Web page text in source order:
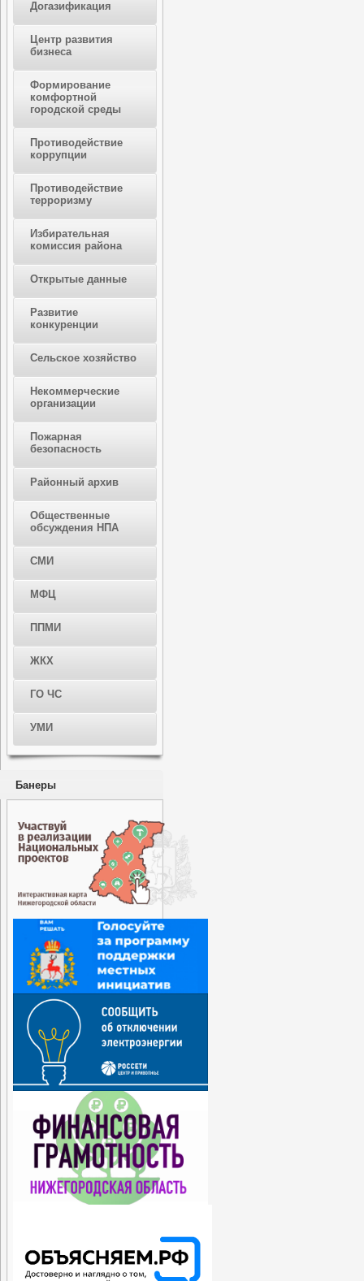
Догазификация
Центр развития
бизнеса
Формирование
комфортной
городской среды
Противодействие
коррупции
Противодействие
терроризму
Избирательная
комиссия района
Открытые данные
Развитие
конкуренции
Сельское хозяйство
Некоммерческие
организации
Пожарная
безопасность
Районный архив
Общественные
обсуждения НПА
СМИ
МФЦ
ППМИ
ЖКХ
ГО ЧС
УМИ
Банеры